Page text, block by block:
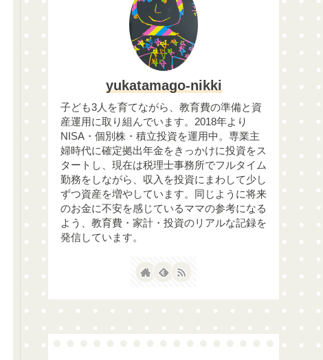
yukatamago-nikki
子ども3人を育てながら、教育費の準備と資
産運用に取り組んでいます。2018年より
NISA・個別株・積立投資を運用中。専業主
婦時代に確定拠出年金をきっかけに投資をス
タートし、現在は税理士事務所でフルタイム
勤務をしながら、収入を投資にまわして少し
ずつ資産を増やしています。同じように将来
のお金に不安を感じているママの参考になる
よう、教育費・家計・投資のリアルな記録を
発信しています。